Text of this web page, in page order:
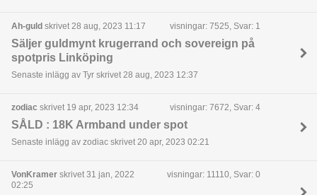
Ah-guld skrivet 28 aug, 2023 11:17 visningar: 7525, Svar: 1
Säljer guldmynt krugerrand och sovereign på
spotpris Linköping
Senaste inlägg av Tyr skrivet 28 aug, 2023 12:37
zodiac skrivet 19 apr, 2023 12:34 visningar: 7672, Svar: 4
SÅLD : 18K Armband under spot
Senaste inlägg av zodiac skrivet 20 apr, 2023 02:21
VonKramer skrivet 31 jan, 2022
02:25
visningar: 11110, Svar: 0